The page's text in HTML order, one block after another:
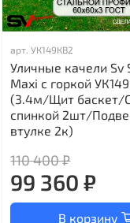
арт.УК149КВ2
Уличные качели Sv
Maxi с горкой
(3.4м/Щит баскет/
спинкой 2шт/
втулке 2к)
110 400 ₽
99 360 ₽
В корзину